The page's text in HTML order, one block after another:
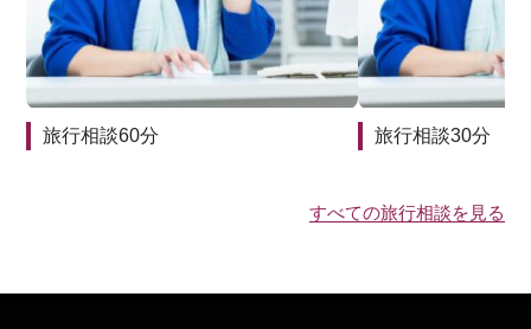
旅行相談60分 旅行相談30分
すべての旅行相談を見る